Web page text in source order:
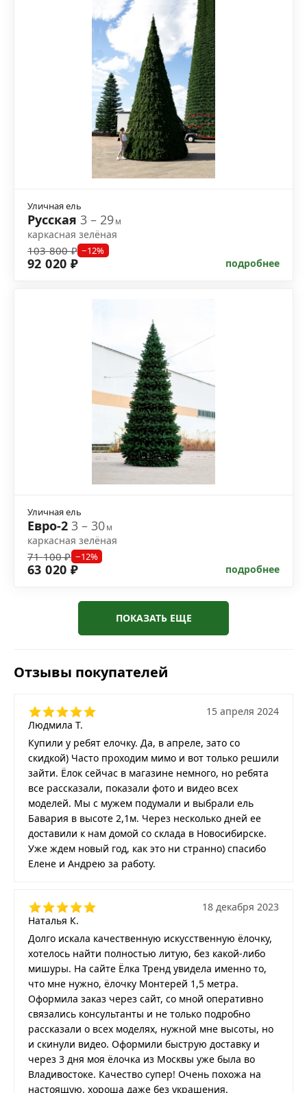
Уличная ель
Русская 3 – 29м
каркасная зелёная
103 800 ₽ −12%
92 020 ₽ подробнее
Уличная ель
Евро-2 3 – 30м
каркасная зелёная
71 100 ₽ −12%
63 020 ₽ подробнее
ПОКАЗАТЬ ЕЩЕ
Отзывы покупателей
Людмила Т.
15 апреля 2024
Купили у ребят елочку. Да, в апреле, зато со
скидкой) Часто проходим мимо и вот только решили
зайти. Ёлок сейчас в магазине немного, но ребята
все рассказали, показали фото и видео всех
моделей. Мы с мужем подумали и выбрали ель
Бавария в высоте 2,1м. Через несколько дней ее
доставили к нам домой со склада в Новосибирске.
Уже ждем новый год, как это ни странно) спасибо
Елене и Андрею за работу.
Наталья К.
18 декабря 2023
Долго искала качественную искусственную ёлочку,
хотелось найти полностью литую, без какой-либо
мишуры. На сайте Ёлка Тренд увидела именно то,
что мне нужно, ёлочку Монтерей 1,5 метра.
Оформила заказ через сайт, со мной оперативно
связались консультанты и не только подробно
рассказали о всех моделях, нужной мне высоты, но
и скинули видео. Оформили быструю доставку и
через 3 дня моя ёлочка из Москвы уже была во
Владивостоке. Качество супер! Очень похожа на
настоящую, хороша даже без украшения.